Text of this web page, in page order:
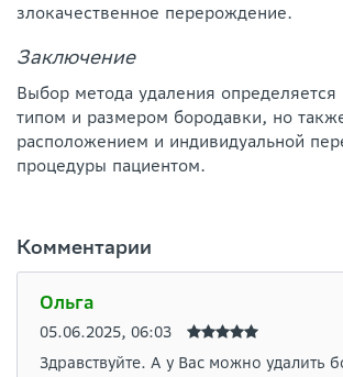
злокачественное перерождение.
Заключение
Выбор метода удаления определяется
типом и размером бородавки, но
расположением и индивидуальной
процедуры пациентом.
Комментарии
Ольга
05.06.2025, 06:03
Здравствуйте. А у Вас можно удалить